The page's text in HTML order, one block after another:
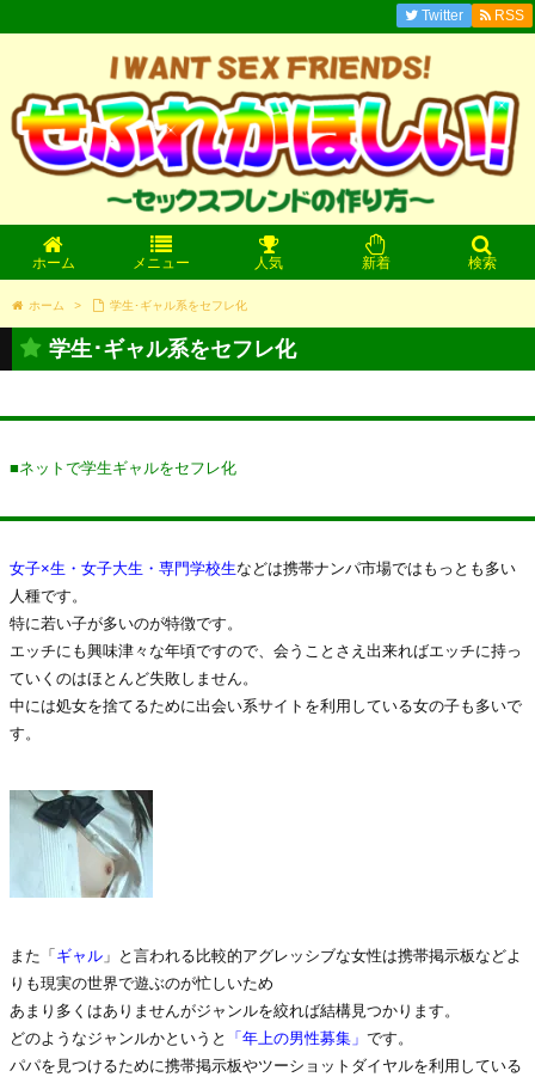
ホーム メニュー 人気 新着 検索
Twitter RSS
ホーム > 学生･ギャル系をセフレ化
学生･ギャル系をセフレ化
■ネットで学生ギャルをセフレ化
女子×生・女子大生・専門学校生などは携帯ナンパ市場ではもっとも多い
人種です。
特に若い子が多いのが特徴です。
エッチにも興味津々な年頃ですので、会うことさえ出来ればエッチに持っ
ていくのはほとんど失敗しません。
中には処女を捨てるために出会い系サイトを利用している女の子も多いで
す。
また「 ギャル 」と言われる比較的アグレッシブな女性は携帯掲示板などよ
りも現実の世界で遊ぶのが忙しいため
あまり多くはありませんがジャンルを絞れば結構見つかります。
どのようなジャンルかというと
「年上の男性募集」 です。
パパを見つけるために携帯掲示板やツーショットダイヤルを利用している